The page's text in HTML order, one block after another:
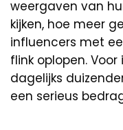
weergaven van
kijken, hoe meer
influencers met
flink oplopen.
dagelijks
een serieus